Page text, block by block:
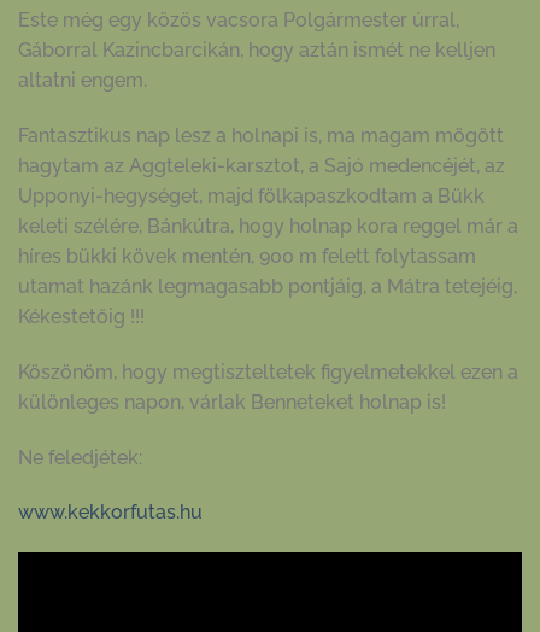
Este még egy közös vacsora Polgármester úrral,
Gáborral Kazincbarcikán, hogy aztán ismét ne kelljen
altatni engem.
Fantasztikus nap lesz a holnapi is, ma magam mögött
hagytam az Aggteleki-karsztot, a Sajó medencéjét, az
Upponyi-hegységet, majd fölkapaszkodtam a Bükk
keleti szélére, Bánkútra, hogy holnap kora reggel már a
híres bükki kövek mentén, 900 m felett folytassam
utamat hazánk legmagasabb pontjáig, a Mátra tetejéig,
Kékestetőig !!!
Köszönöm, hogy megtiszteltetek figyelmetekkel ezen a
különleges napon, várlak Benneteket holnap is!
Ne feledjétek:
www.kekkorfutas.hu